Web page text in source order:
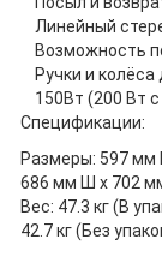
Линейный
Возможность
Ручки и колёса
150Вт (200 Вт
Спецификации:
Размеры: 597 мм
686 мм Ш х 702
Вес: 47.3 кг (В
42.7 кг (Без